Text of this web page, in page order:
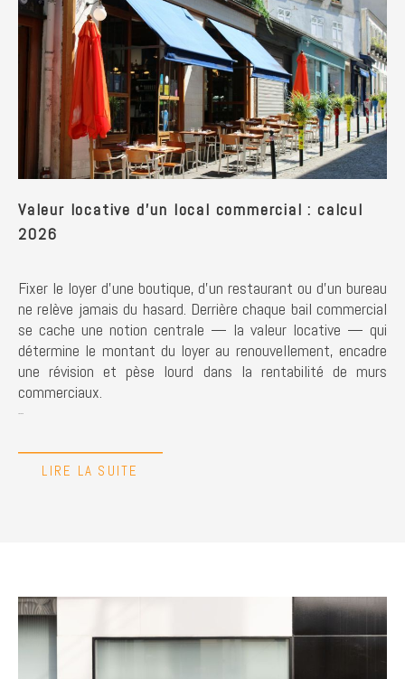
Valeur locative d'un local commercial : calcul
2026
Fixer le loyer d'une boutique, d'un restaurant ou d'un bureau
ne relève jamais du hasard. Derrière chaque bail commercial
se cache une notion centrale — la valeur locative — qui
détermine le montant du loyer au renouvellement, encadre
une révision et pèse lourd dans la rentabilité de murs
commerciaux.
...
LIRE LA SUITE